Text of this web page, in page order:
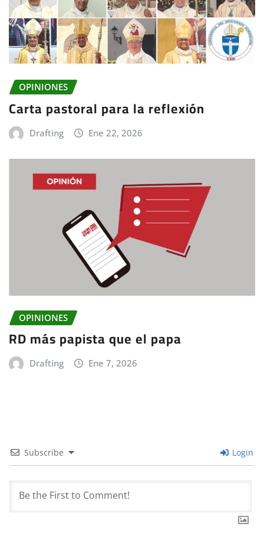
OPINIONES
Carta pastoral para la reflexión
Drafting Ene 22, 2026
OPINIONES
RD más papista que el papa
Drafting Ene 7, 2026
Subscribe Login